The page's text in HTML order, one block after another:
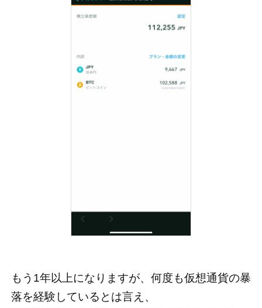
もう1年以上になりますが、何度も仮想通貨の暴
落を経験しているとは言え、